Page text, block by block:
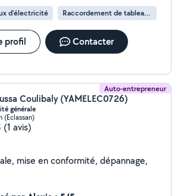
d’électricité Raccordement de tableau électrique
profil Contacter
Auto-entrepreneur
Coulibaly (YAMELEC0726)
générale
(Eclassan)
(1 avis)
mise en conformité, dépannage,